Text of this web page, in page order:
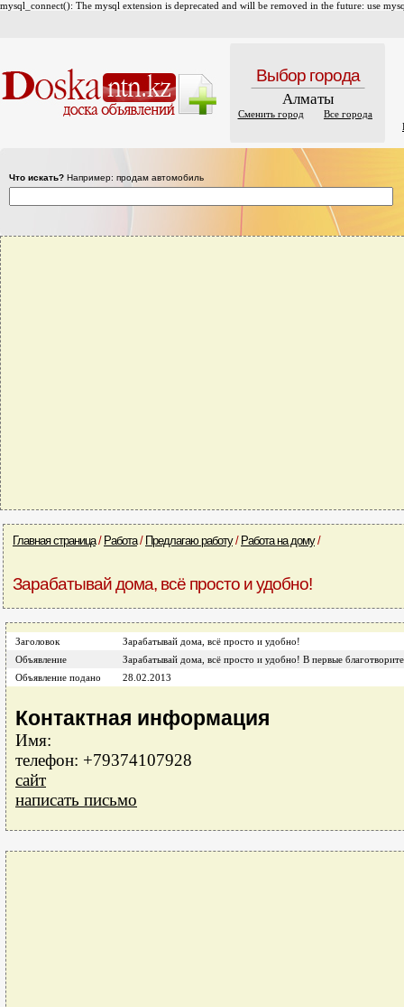
mysql_connect(): The mysql extension is deprecated and will be removed in the future: use
Выбор города
Алматы
Сменить город
Все города
Что искать? Например: продам автомобиль
Главная страница/ Работа/ Предлагаю работу/ Работа на дому/
Зарабатывай дома, всё просто и удобно!
Заголовок
Зарабатывай дома, всё просто и удобно!
Объявление
Зарабатывай дома, всё просто и удобно! В первые
Объявление подано
28.02.2013
Контактная информация
Имя:
телефон: +79374107928
сайт
написать письмо